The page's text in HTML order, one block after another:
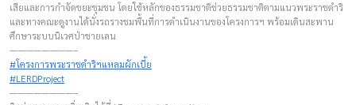
เสียและการกำจัดขยะชุมชน โดยใช้หลักของธรรมชาติช่วยธรรมชาติตามแนวพระราชดำริ
และทางคณะดูงานได้นั่งรถรางชมพื้นที่การดำเนินงานของโครงการฯ พร้อมเดินสะพาน
ศึกษาระบบนิเวศป่าชายเลน
————————–
#โครงการพระราชดำริฯแหลมผักเบี้ย
#LERDProject
————————–